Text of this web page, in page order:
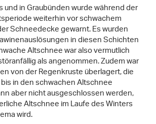
und in Graubünden wurde während der
weiterhin vor schwachem
Schneedecke gewarnt. Es wurden
in diesen Schichten
Altschnee war also vermutlich
als angenommen. Zudem war
von der Regenkruste überlagert, die
in den schwachen Altschnee
aber nicht ausgeschlossen werden,
Altschnee im Laufe des Winters
wird.